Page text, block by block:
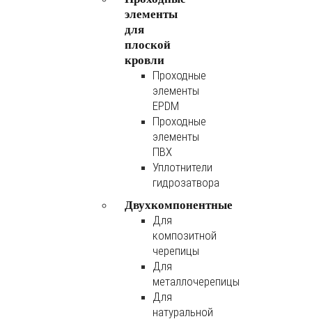
элементы
для
плоской
кровли
Проходные
элементы
EPDM
Проходные
элементы
ПВХ
Уплотнители
гидрозатвора
Двухкомпонентные
Для
композитной
черепицы
Для
металлочерепицы
Для
натуральной